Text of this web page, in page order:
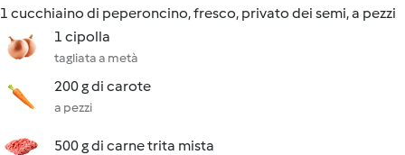
1 cucchiaino di peperoncino, fresco, privato dei semi, a pezzi
1 cipolla
tagliata a metà
200 g di carote
a pezzi
500 g di carne trita mista